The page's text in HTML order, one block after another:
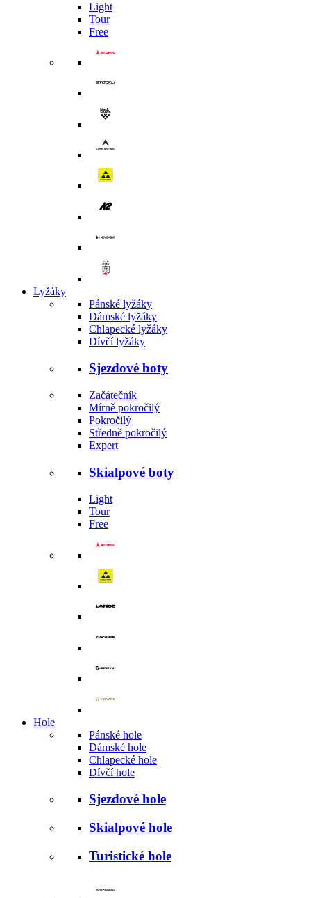
Light
Tour
Free
Lyžáky
Pánské lyžáky
Dámské lyžáky
Chlapecké lyžáky
Dívčí lyžáky
Sjezdové boty
Začátečník
Mírně pokročilý
Pokročilý
Středně pokročilý
Expert
Skialpové boty
Light
Tour
Free
Hole
Pánské hole
Dámské hole
Chlapecké hole
Dívčí hole
Sjezdové hole
Skialpové hole
Turistické hole